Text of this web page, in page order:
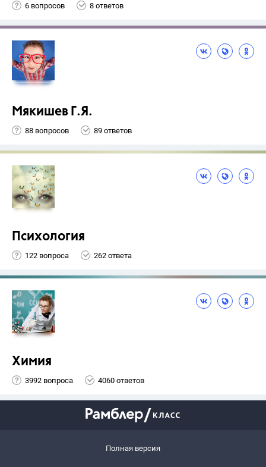
6 вопросов 8 ответов
Мякишев Г.Я.
88 вопросов 89 ответов
Психология
122 вопроса 262 ответа
Химия
3992 вопроса 4060 ответов
Полная версия